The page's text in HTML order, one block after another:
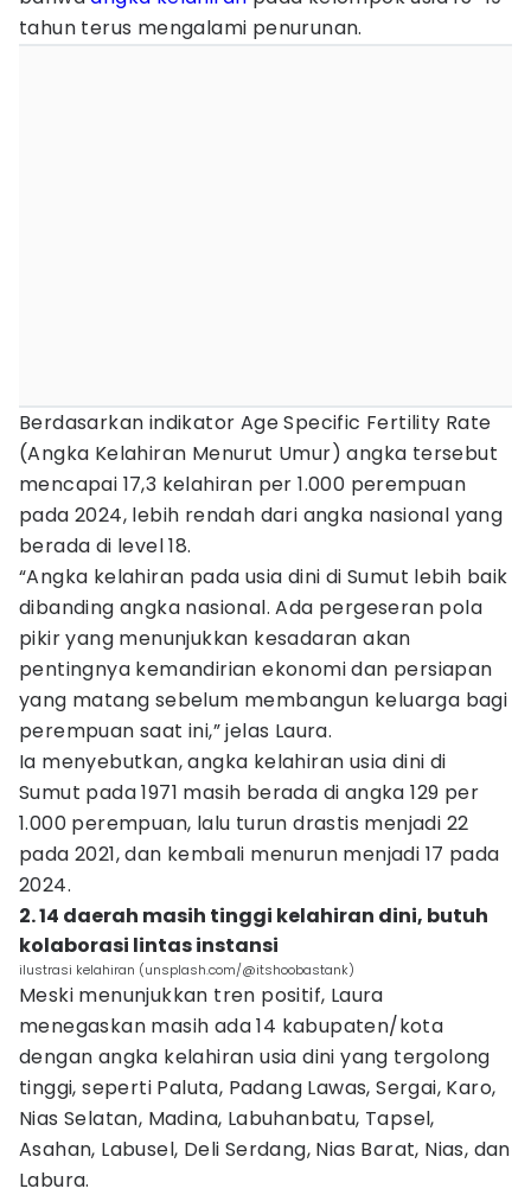
tahun terus mengalami penurunan.
Berdasarkan indikator Age Specific Fertility Rate
(Angka Kelahiran Menurut Umur) angka tersebut
mencapai 17,3 kelahiran per 1.000 perempuan
pada 2024, lebih rendah dari angka nasional yang
berada di level 18.
“Angka kelahiran pada usia dini di Sumut lebih baik
dibanding angka nasional. Ada pergeseran pola
pikir yang menunjukkan kesadaran akan
pentingnya kemandirian ekonomi dan persiapan
yang matang sebelum membangun keluarga bagi
perempuan saat ini,” jelas Laura.
Ia menyebutkan, angka kelahiran usia dini di
Sumut pada 1971 masih berada di angka 129 per
1.000 perempuan, lalu turun drastis menjadi 22
pada 2021, dan kembali menurun menjadi 17 pada
2024.
2. 14 daerah masih tinggi kelahiran dini, butuh
kolaborasi lintas instansi
ilustrasi kelahiran (unsplash.com/@itshoobastank)
Meski menunjukkan tren positif, Laura
menegaskan masih ada 14 kabupaten/kota
dengan angka kelahiran usia dini yang tergolong
tinggi, seperti Paluta, Padang Lawas, Sergai, Karo,
Nias Selatan, Madina, Labuhanbatu, Tapsel,
Asahan, Labusel, Deli Serdang, Nias Barat, Nias, dan
Labura.